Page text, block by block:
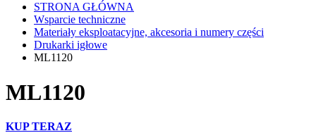
STRONA GŁÓWNA
Wsparcie techniczne
Materiały eksploatacyjne, akcesoria i numery części
Drukarki igłowe
ML1120
ML1120
KUP TERAZ